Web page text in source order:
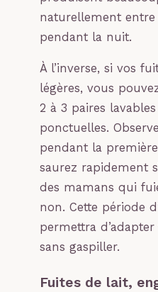
naturellement entre
pendant la nuit.
À l’inverse, si vos
légères, vous
2 à 3 paires
ponctuelles.
pendant la
saurez rapidement
des mamans qui
non. Cette période
permettra
sans gaspiller.
Fuites de lait,